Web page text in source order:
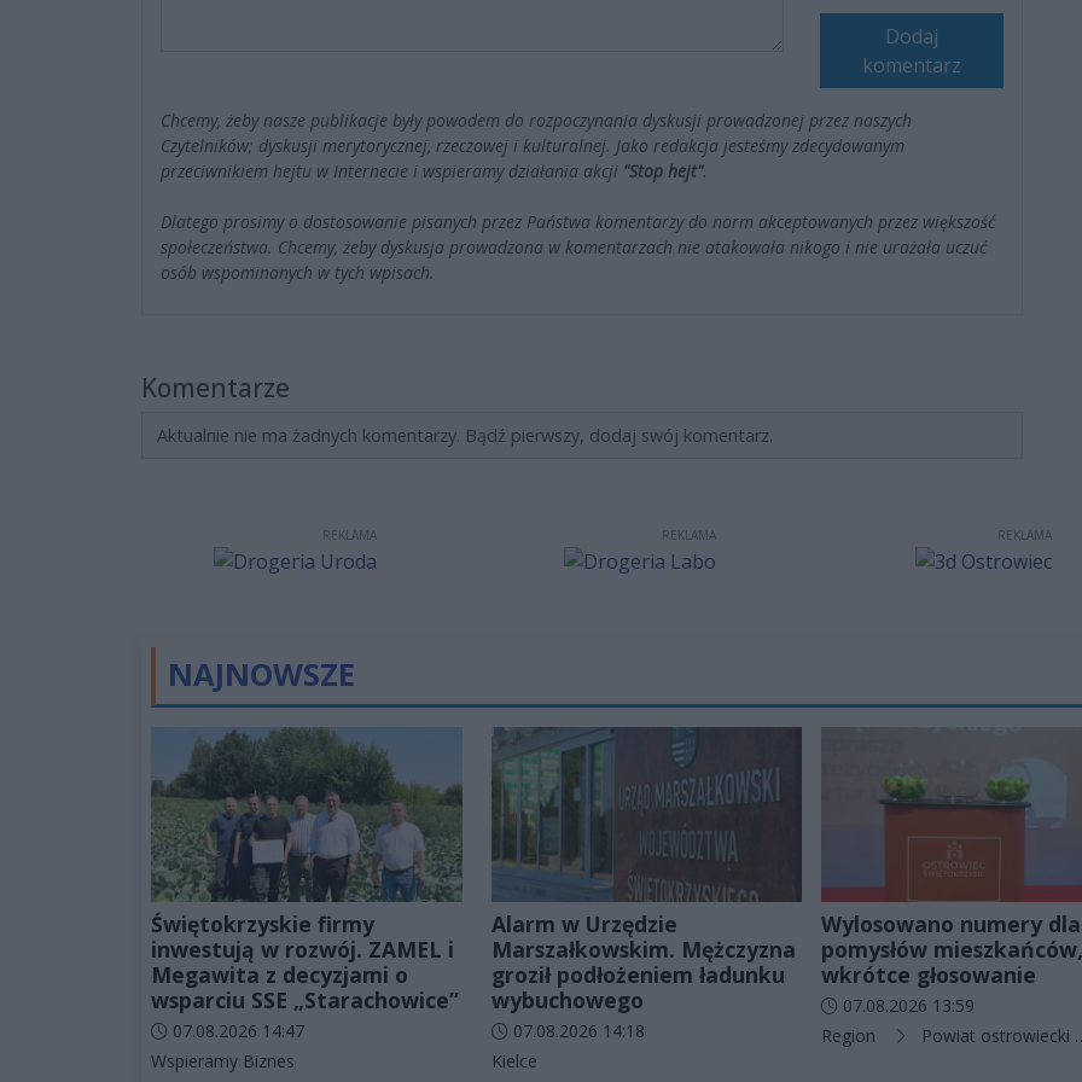
Dodaj
komentarz
Chcemy, żeby nasze publikacje były powodem do rozpoczynania dyskusji prowadzonej przez naszych
Czytelników; dyskusji merytorycznej, rzeczowej i kulturalnej. Jako redakcja jesteśmy zdecydowanym
przeciwnikiem hejtu w Internecie i wspieramy działania akcji "Stop hejt".
Dlatego prosimy o dostosowanie pisanych przez Państwa komentarzy do norm akceptowanych przez większość
społeczeństwa. Chcemy, żeby dyskusja prowadzona w komentarzach nie atakowała nikogo i nie urażała uczuć
osób wspominanych w tych wpisach.
Komentarze
Aktualnie nie ma żadnych komentarzy. Bądź pierwszy, dodaj swój komentarz.
REKLAMA REKLAMA REKLAMA
NAJNOWSZE
Świętokrzyskie firmy
inwestują w rozwój. ZAMEL i
Megawita z decyzjami o
wsparciu SSE „Starachowice”
Data dodania artykułu:
07.08.2026 14:47
Kategorie artykułu:
Wspieramy Biznes
Alarm w Urzędzie
Marszałkowskim. Mężczyzna
groził podłożeniem ładunku
wybuchowego
Data dodania artykułu:
07.08.2026 14:18
Kategorie artykułu:
Kielce
Wylosowano numery dla
pomysłów mieszkańców,
wkrótce głosowanie
Data dodania artykułu:
07.08.2026 13:59
Kategorie artykułu:
Region Powiat ostrowiecki